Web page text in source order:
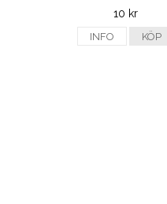
10 kr
INFO KÖP